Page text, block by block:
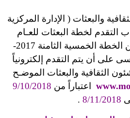
والبعثات ( الإدارة المركزية
التقدم لخطة البعثات للعـام
الثانى 2018/2019 من الخطة الخمسية الثامنة 2017-
على أن يتم التقدم إلكترونياً
الثقافية والبعثات الموضـح
اعتباراً من 9/10/2018
.